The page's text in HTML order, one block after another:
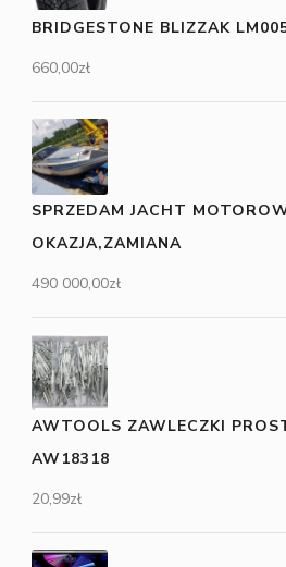
BRIDGESTONE BLIZZAK
660,00zł
SPRZEDAM JACHT
OKAZJA,ZAMIANA
490 000,00zł
AWTOOLS ZAWLECZKI
AW18318
20,99zł